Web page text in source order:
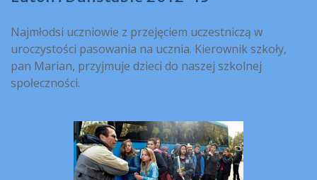
Najmłodsi uczniowie z przejęciem uczestniczą w
uroczystości pasowania na ucznia. Kierownik szkoły,
pan Marian, przyjmuje dzieci do naszej szkolnej
społeczności.